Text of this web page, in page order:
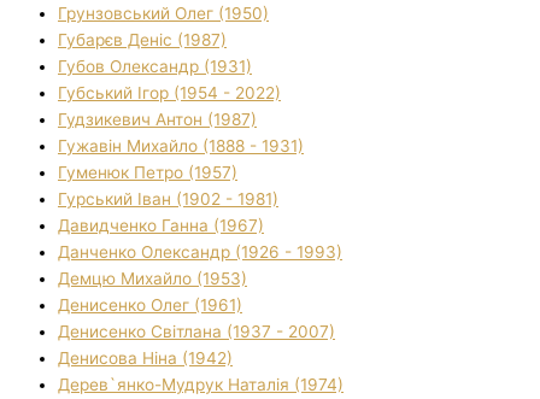
Грунзовський Олег (1950)
Губарєв Деніс (1987)
Губов Олександр (1931)
Губський Ігор (1954 - 2022)
Гудзикевич Антон (1987)
Гужавін Михайло (1888 - 1931)
Гуменюк Петро (1957)
Гурський Іван (1902 - 1981)
Давидченко Ганна (1967)
Данченко Олександр (1926 - 1993)
Демцю Михайло (1953)
Денисенко Олег (1961)
Денисенко Світлана (1937 - 2007)
Денисова Ніна (1942)
Дерев`янко-Мудрук Наталія (1974)